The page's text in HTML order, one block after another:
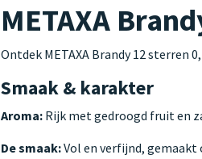
METAXA
Ontdek METAXA Brandy 12 sterren
Smaak & karakter
Aroma: Rijk met gedroogd fruit en
De smaak:Vol en verfijnd, gemaakt